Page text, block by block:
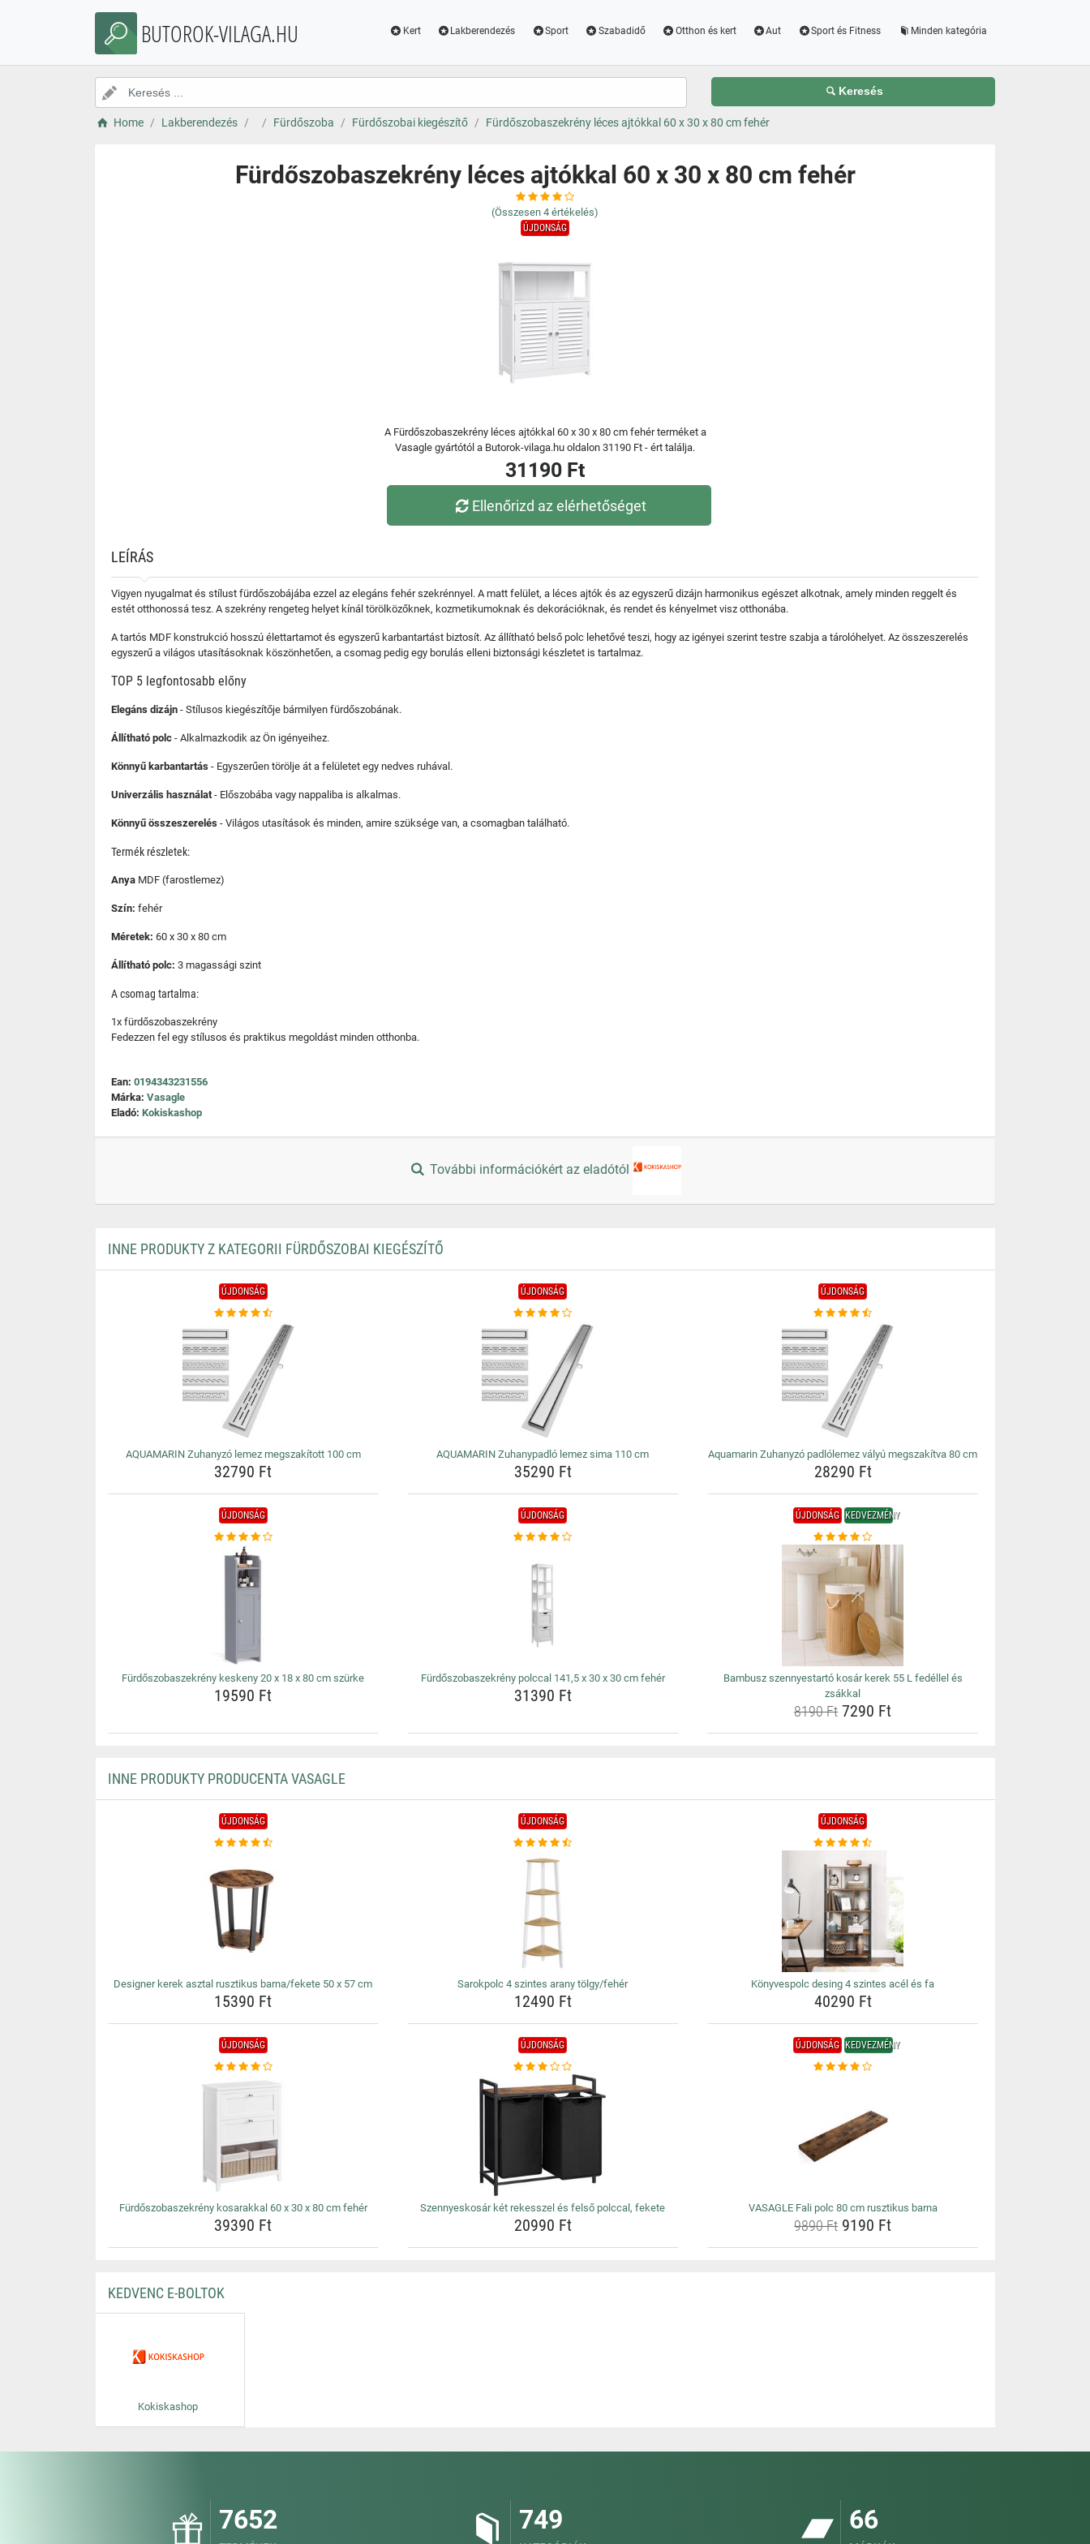
BUTOROK-VILAGA.HU Kert Lakberendezés Sport Szabadidő Otthon és kert Aut Sport és Fitness Minden kategória
Keresés
Home Lakberendezés Fürdőszoba Fürdőszobai kiegészítő Fürdőszobaszekrény léces ajtókkal 60 x 30 x 80 cm fehér
Fürdőszobaszekrény léces ajtókkal 60 x 30 x 80 cm fehér
(Összesen 4 értékelés)
ÚJDONSÁG
A Fürdőszobaszekrény léces ajtókkal 60 x 30 x 80 cm fehér terméket a
Vasagle gyártótól a Butorok-vilaga.hu oldalon 31190 Ft - ért találja.
31190 Ft
Ellenőrizd az elérhetőséget
LEÍRÁS
Vigyen nyugalmat és stílust fürdőszobájába ezzel az elegáns fehér szekrénnyel. A matt felület, a léces ajtók és az egyszerű dizájn harmonikus egészet alkotnak, amely minden reggelt és
estét otthonossá tesz. A szekrény rengeteg helyet kínál törölközőknek, kozmetikumoknak és dekorációknak, és rendet és kényelmet visz otthonába.
A tartós MDF konstrukció hosszú élettartamot és egyszerű karbantartást biztosít. Az állítható belső polc lehetővé teszi, hogy az igényei szerint testre szabja a tárolóhelyet. Az összeszerelés
egyszerű a világos utasításoknak köszönhetően, a csomag pedig egy borulás elleni biztonsági készletet is tartalmaz.
TOP 5 legfontosabb előny
Elegáns dizájn - Stílusos kiegészítője bármilyen fürdőszobának.
Állítható polc - Alkalmazkodik az Ön igényeihez.
Könnyű karbantartás - Egyszerűen törölje át a felületet egy nedves ruhával.
Univerzális használat- Előszobába vagy nappaliba is alkalmas.
Könnyű összeszerelés - Világos utasítások és minden, amire szüksége van, a csomagban található.
Termék részletek:
Anya MDF (farostlemez)
Szín: fehér
Méretek: 60 x 30 x 80 cm
Állítható polc: 3 magassági szint
A csomag tartalma:
1x fürdőszobaszekrény
Fedezzen fel egy stílusos és praktikus megoldást minden otthonba.
Ean: 0194343231556
Márka: Vasagle
Eladó: Kokiskashop
További információkért az eladótól
INNE PRODUKTY Z KATEGORII FÜRDŐSZOBAI KIEGÉSZÍTŐ
ÚJDONSÁG
AQUAMARIN Zuhanyzó lemez megszakított 100 cm
32790 Ft
ÚJDONSÁG
AQUAMARIN Zuhanypadló lemez sima 110 cm
35290 Ft
ÚJDONSÁG
Aquamarin Zuhanyzó padlólemez vályú megszakítva 80 cm
28290 Ft
ÚJDONSÁG
Fürdőszobaszekrény keskeny 20 x 18 x 80 cm szürke
19590 Ft
ÚJDONSÁG
Fürdőszobaszekrény polccal 141,5 x 30 x 30 cm fehér
31390 Ft
ÚJDONSÁG KEDVEZMÉNY
Bambusz szennyestartó kosár kerek 55 L fedéllel és
zsákkal
8190 Ft 7290 Ft
INNE PRODUKTY PRODUCENTA VASAGLE
ÚJDONSÁG
Designer kerek asztal rusztikus barna/fekete 50 x 57 cm
15390 Ft
ÚJDONSÁG
Sarokpolc 4 szintes arany tölgy/fehér
12490 Ft
ÚJDONSÁG
Könyvespolc desing 4 szintes acél és fa
40290 Ft
ÚJDONSÁG
Fürdőszobaszekrény kosarakkal 60 x 30 x 80 cm fehér
39390 Ft
ÚJDONSÁG
Szennyeskosár két rekesszel és felső polccal, fekete
20990 Ft
ÚJDONSÁG KEDVEZMÉNY
VASAGLE Fali polc 80 cm rusztikus barna
9890 Ft 9190 Ft
KEDVENC E-BOLTOK
Kokiskashop
7652 749 66